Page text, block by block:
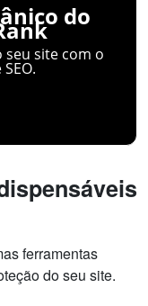
do
site com o
ferramentas
do seu site.